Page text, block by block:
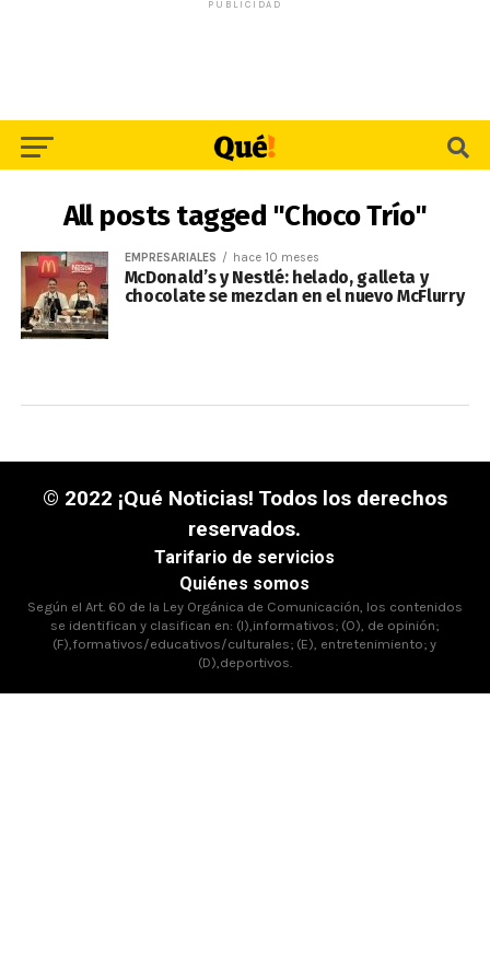
PUBLICIDAD
All posts tagged "Choco Trío"
EMPRESARIALES hace 10 meses
McDonald’s y Nestlé: helado, galleta y
chocolate se mezclan en el nuevo McFlurry
© 2022 ¡Qué Noticias! Todos los derechos
reservados.
Tarifario de servicios
Quiénes somos
Según el Art. 60 de la Ley Orgánica de Comunicación, los contenidos
se identifican y clasifican en: (I),informativos; (O), de opinión;
(F),formativos/educativos/culturales; (E), entretenimiento; y
(D),deportivos.